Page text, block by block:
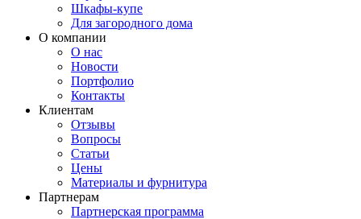
Шкафы-купе
Для загородного дома
О компании
О нас
Новости
Портфолио
Контакты
Клиентам
Отзывы
Вопросы
Статьи
Цены
Материалы и фурнитура
Партнерам
Партнерская программа